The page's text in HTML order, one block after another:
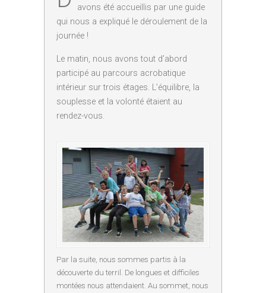
avons été accueillis par une guide
qui nous a expliqué le déroulement de la
journée !
Le matin, nous avons tout d’abord
participé au parcours acrobatique
intérieur sur trois étages. L’équilibre, la
souplesse et la volonté étaient au
rendez-vous.
Par la suite, nous sommes partis à la
découverte du terril. De longues et difficiles
montées nous attendaient. Au sommet, nous